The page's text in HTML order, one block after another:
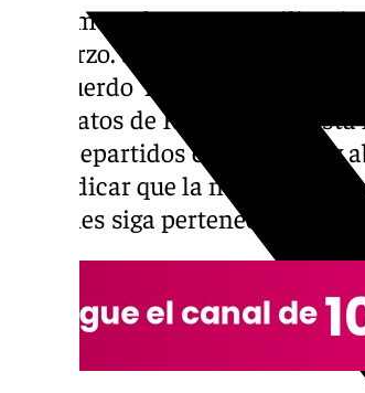
La primera de estas
de marzo. Sin embargo, esta
un acuerdo ‘in extremis’
sindicatos de Renfe y Adif.
días -repartidos entre marzo
reivindicar que la nueva
Rodalies siga perteneciendo a